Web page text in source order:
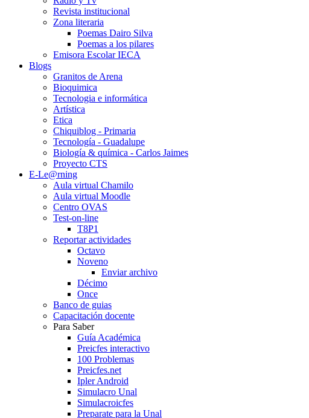
Revista institucional
Zona literaria
Poemas Dairo Silva
Poemas a los pilares
Emisora Escolar IECA
Blogs
Granitos de Arena
Bioquimica
Tecnologia e informática
Artística
Etica
Chiquiblog - Primaria
Tecnología - Guadalupe
Biología & química - Carlos Jaimes
Proyecto CTS
E-Le@rning
Aula virtual Chamilo
Aula virtual Moodle
Centro OVAS
Test-on-line
T8P1
Reportar actividades
Octavo
Noveno
Enviar archivo
Décimo
Once
Banco de guias
Capacitación docente
Para Saber
Guía Académica
Preicfes interactivo
100 Problemas
Preicfes.net
Ipler Android
Simulacro Unal
Simulacroicfes
Preparate para la Unal